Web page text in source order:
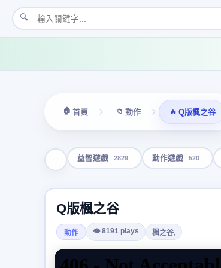
🔍
🏠 首頁 📁 動作 🔥 Q版楓之谷
益智遊戲 2829 動作遊戲 520
Q版楓之谷
動作 👁 8191 plays 楓之谷,